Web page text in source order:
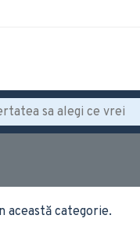
această categorie.